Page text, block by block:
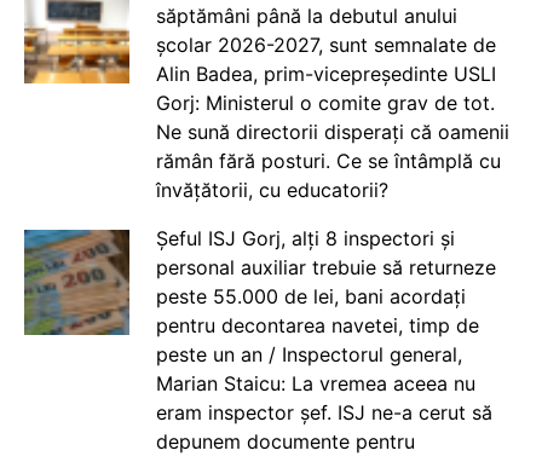
săptămâni până la debutul anului
școlar 2026-2027, sunt semnalate de
Alin Badea, prim-vicepreședinte USLI
Gorj: Ministerul o comite grav de tot.
Ne sună directorii disperați că oamenii
rămân fără posturi. Ce se întâmplă cu
învățătorii, cu educatorii?
Șeful ISJ Gorj, alți 8 inspectori și
personal auxiliar trebuie să returneze
peste 55.000 de lei, bani acordați
pentru decontarea navetei, timp de
peste un an / Inspectorul general,
Marian Staicu: La vremea aceea nu
eram inspector șef. ISJ ne-a cerut să
depunem documente pentru